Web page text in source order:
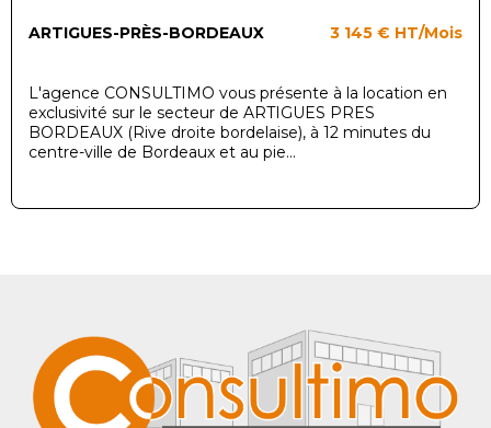
ARTIGUES-PRÈS-BORDEAUX 3 145 € HT/Mois
L'agence CONSULTIMO vous présente à la location en
exclusivité sur le secteur de ARTIGUES PRES
BORDEAUX (Rive droite bordelaise), à 12 minutes du
centre-ville de Bordeaux et au pie...